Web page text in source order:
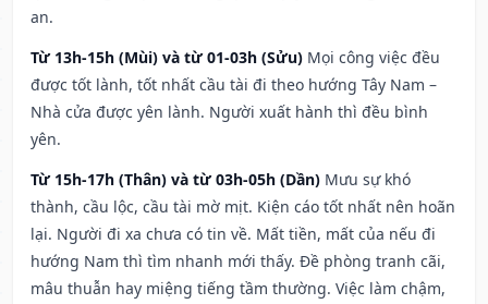
an.
Từ 13h-15h (Mùi) và từ 01-03h (Sửu) Mọi công việc đều
được tốt lành, tốt nhất cầu tài đi theo hướng Tây Nam –
Nhà cửa được yên lành. Người xuất hành thì đều bình
yên.
Từ 15h-17h (Thân) và từ 03h-05h (Dần) Mưu sự khó
thành, cầu lộc, cầu tài mờ mịt. Kiện cáo tốt nhất nên hoãn
lại. Người đi xa chưa có tin về. Mất tiền, mất của nếu đi
hướng Nam thì tìm nhanh mới thấy. Đề phòng tranh cãi,
mâu thuẫn hay miệng tiếng tầm thường. Việc làm chậm,